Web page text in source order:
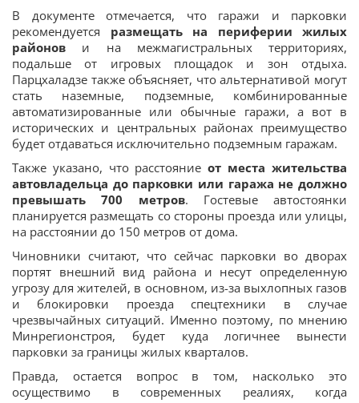
В документе отмечается, что гаражи и парковки
рекомендуется размещать на периферии жилых
районов и на межмагистральных территориях,
подальше от игровых площадок и зон отдыха.
Парцхаладзе также объясняет, что альтернативой могут
стать наземные, подземные, комбинированные
автоматизированные или обычные гаражи, а вот в
исторических и центральных районах преимущество
будет отдаваться исключительно подземным гаражам.
Также указано, что расстояниеот места жительства
автовладельца до парковки или гаража не должно
превышать 700 метров. Гостевые автостоянки
планируется размещать со стороны проезда или улицы,
на расстоянии до 150 метров от дома.
Чиновники считают, что сейчас парковки во дворах
портят внешний вид района и несут определенную
угрозу для жителей, в основном, из-за выхлопных газов
и блокировки проезда спецтехники в случае
чрезвычайных ситуаций. Именно поэтому, по мнению
Минрегионстроя, будет куда логичнее вынести
парковки за границы жилых кварталов.
Правда, остается вопрос в том, насколько это
осуществимо в современных реалиях, когда